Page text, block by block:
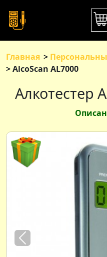
Главная
AlcoScan AL7000
Алкотестер
Previous